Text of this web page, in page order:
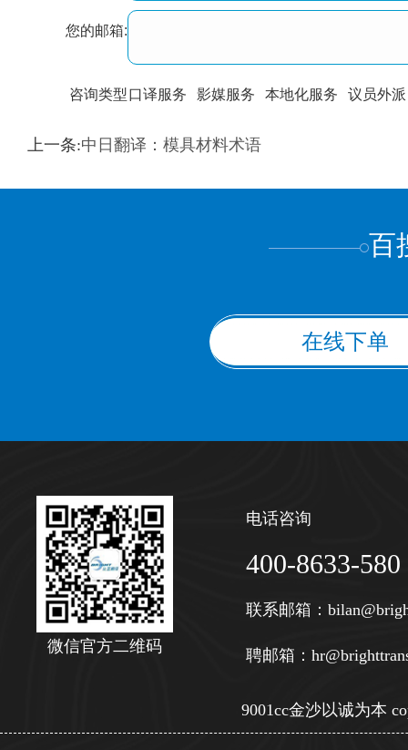
您的邮箱:
咨询类型口译服务 影媒服务 本地化服务 议员外派
训翻译 标准级 专业级
上一条:中日翻译：模具材料术语
百
在线下单
微信官方二维码
电话咨询
400-8633-580
联系邮箱：
聘邮箱：
9001cc金沙以诚为本